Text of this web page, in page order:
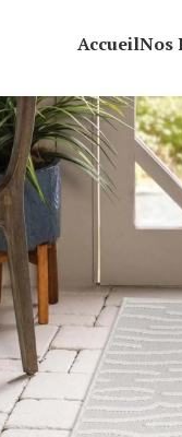
AccueilNos